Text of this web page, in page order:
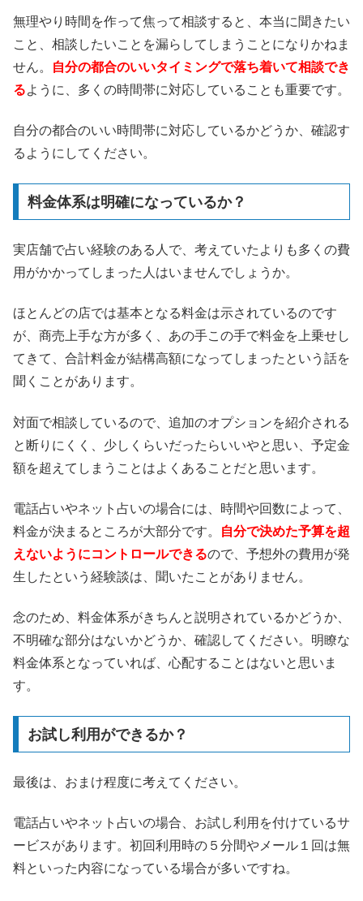
無理やり時間を作って焦って相談すると、本当に聞きたい
こと、相談したいことを漏らしてしまうことになりかねま
せん。
自分の都合のいいタイミングで落ち着いて相談でき
るように、多くの時間帯に対応していることも重要です。
自分の都合のいい時間帯に対応しているかどうか、確認す
るようにしてください。
料金体系は明確になっているか？
実店舗で占い経験のある人で、考えていたよりも多くの費
用がかかってしまった人はいませんでしょうか。
ほとんどの店では基本となる料金は示されているのです
が、商売上手な方が多く、あの手この手で料金を上乗せし
てきて、合計料金が結構高額になってしまったという話を
聞くことがあります。
対面で相談しているので、追加のオプションを紹介される
と断りにくく、少しくらいだったらいいやと思い、予定金
額を超えてしまうことはよくあることだと思います。
電話占いやネット占いの場合には、時間や回数によって、
料金が決まるところが大部分です。
自分で決めた予算を超
えないようにコントロールできるので、予想外の費用が発
生したという経験談は、聞いたことがありません。
念のため、料金体系がきちんと説明されているかどうか、
不明確な部分はないかどうか、確認してください。明瞭な
料金体系となっていれば、心配することはないと思いま
す。
お試し利用ができるか？
最後は、おまけ程度に考えてください。
電話占いやネット占いの場合、お試し利用を付けているサ
ービスがあります。初回利用時の５分間やメール１回は無
料といった内容になっている場合が多いですね。